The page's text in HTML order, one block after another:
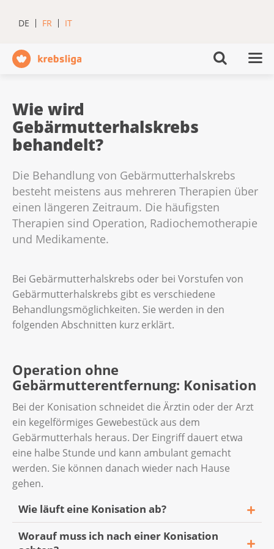
DE FR IT
Wie wird
Gebärmutterhalskrebs
behandelt?
Die Behandlung von Gebärmutterhalskrebs
besteht meistens aus mehreren Therapien über
einen längeren Zeitraum. Die häufigsten
Therapien sind Operation, Radiochemotherapie
und Medikamente.
Bei Gebärmutterhalskrebs oder bei Vorstufen von
Gebärmutterhalskrebs gibt es verschiedene
Behandlungsmöglichkeiten. Sie werden in den
folgenden Abschnitten kurz erklärt.
Operation ohne
Gebärmutterentfernung: Konisation
Bei der Konisation schneidet die Ärztin oder der Arzt
ein kegelförmiges Gewebestück aus dem
Gebärmutterhals heraus. Der Eingriff dauert etwa
eine halbe Stunde und kann ambulant gemacht
werden. Sie können danach wieder nach Hause
gehen.
Wie läuft eine Konisation ab?
Für diese kurze Operation bekommen Sie
Worauf muss ich nach einer Konisation